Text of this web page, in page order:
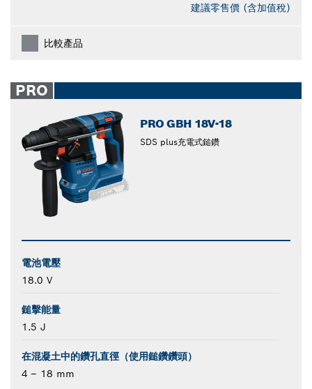
建議零售價 (含加值稅)
比較產品
PRO
PRO GBH 18V-18
SDS plus充電式鎚鑽
電池電壓
18.0 V
鎚擊能量
1.5 J
在混凝土中的鑽孔直徑（使用鎚鑽鑽頭）
4 – 18 mm